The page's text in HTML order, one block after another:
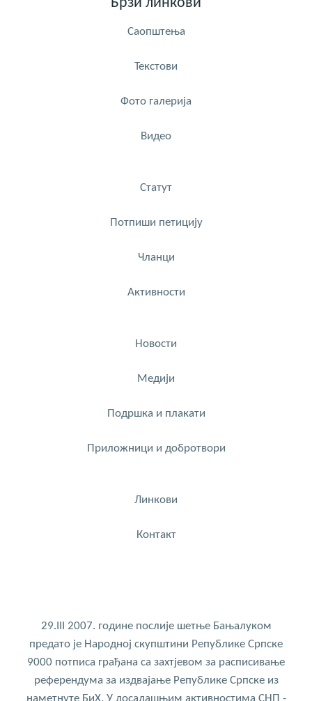
Брзи линкови
Саопштења
Текстови
Фото галерија
Видео
Статут
Потпиши петицију
Чланци
Активности
Новости
Медији
Подршка и плакати
Приложници и добротвори
Линкови
Контакт
29.III 2007. године послије шетње Бањалуком
предато је Народној скупштини Републике Српске
9000 потписа грађана са захтјевом за расписивање
референдума за издвајање Републике Српске из
наметнуте БиХ. У досадашњим активностима СНП -